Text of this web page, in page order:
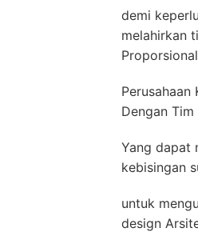
demi
melahirkan
Proporsional
Dengan Tim
Yang dapat
kebisingan
untuk
design